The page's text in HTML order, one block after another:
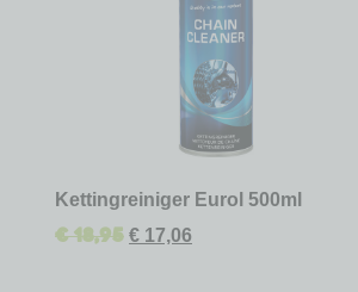
Kettingreiniger Eurol 500ml
€18,95 € 17,06